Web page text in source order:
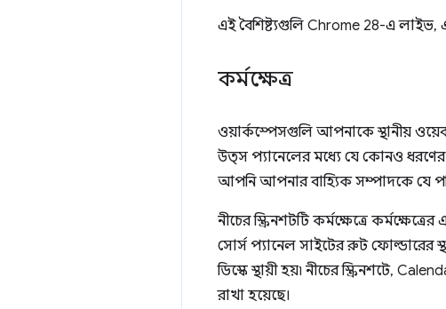
এই বৈশিষ্ট্যগুলি Chrome 28-এ লাইভ,
কর্মক্ষেত্র
ওয়ার্কস্পেসগুলি আপনাকে স্থানীয়
উত্স প্যানেলের মধ্যে যে কোনও
আপনি আপনার বাহ্যিক সম্পাদকে যে
নীচের স্ক্রিনশটটি কর্মক্ষেত্রে
সোর্স প্যানেল সাইটের রুট ফোল্ডারের
ডিস্কে স্থায়ী হয়৷ নীচের স্ক্রিনশটে,
রাখা হয়েছে।